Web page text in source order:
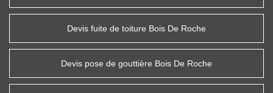
Devis fuite de toiture Bois De Roche
Devis pose de gouttière Bois De Roche